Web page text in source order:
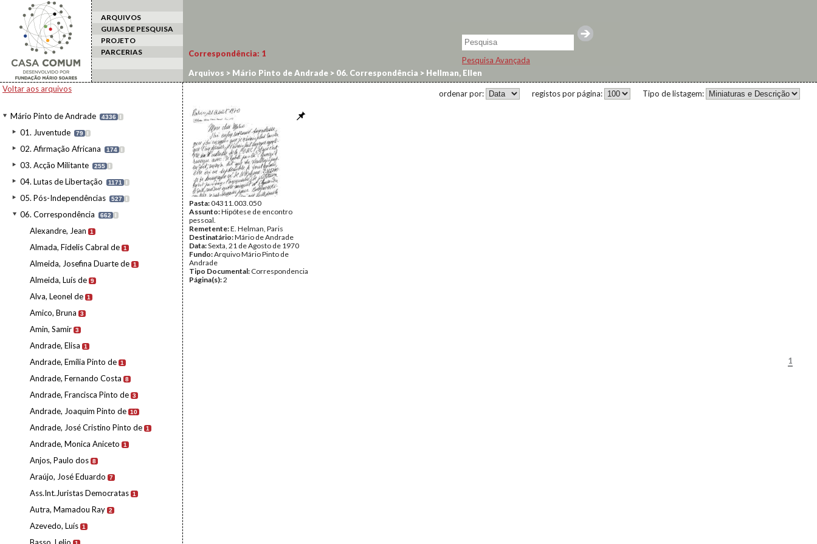
ARQUIVOS
GUIAS DE PESQUISA
PROJETO
PARCERIAS
Pesquisa Avançada
Voltar aos arquivos
Mário Pinto de Andrade 4336 I
01. Juventude 79 I
02. Afirmação Africana 174 I
03. Acção Militante 255 I
04. Lutas de Libertação 1171 I
05. Pós-Independências 527 I
06. Correspondência 662 I
Alexandre, Jean 1
Almada, Fidelis Cabral de 1
Almeida, Josefina Duarte de 1
Almeida, Luís de 9
Alva, Leonel de 1
Amico, Bruna 3
Amin, Samir 3
Andrade, Elisa 1
Andrade, Emília Pinto de 1
Andrade, Fernando Costa 8
Andrade, Francisca Pinto de 3
Andrade, Joaquim Pinto de 10
Andrade, José Cristino Pinto de 1
Andrade, Monica Aniceto 1
Anjos, Paulo dos 8
Araújo, José Eduardo 7
Ass.Int.Juristas Democratas 1
Autra, Mamadou Ray 2
Azevedo, Luís 1
Correspondência: 1
Arquivos > Mário Pinto de Andrade > 06. Correspondência > Hellman, Ellen
Tipo de listagem:
registos por página:
ordenar por:
Pasta:04311.003.050
Assunto:Hipótese de encontro
pessoal.
Remetente:E. Helman, Paris
Destinatário:Mário de Andrade
Data:Sexta, 21 de Agosto de 1970
Fundo:Arquivo Mário Pinto de
Andrade
Tipo Documental: Correspondencia
Página(s):2
1